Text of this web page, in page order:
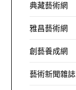
典藏藝術網
雅昌藝術網
創藝養成網
藝術新聞雜誌